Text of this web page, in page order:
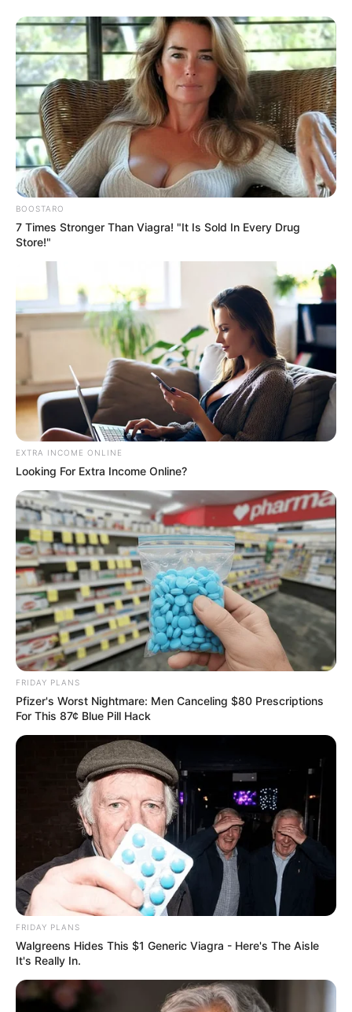
BOOSTARO
7 Times Stronger Than Viagra! "It Is Sold In Every Drug
Store!"
EXTRA INCOME ONLINE
Looking For Extra Income Online?
FRIDAY PLANS
Pfizer's Worst Nightmare: Men Canceling $80 Prescriptions
For This 87¢ Blue Pill Hack
FRIDAY PLANS
Walgreens Hides This $1 Generic Viagra - Here's The Aisle
It's Really In.